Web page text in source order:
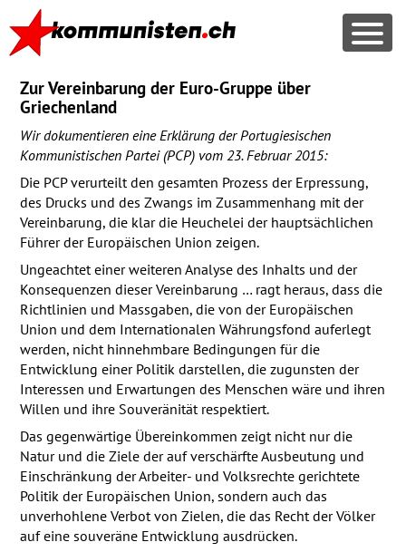
Zur Vereinbarung der Euro-Gruppe über
Griechenland
Wir dokumentieren eine Erklärung der Portugiesischen
Kommunistischen Partei (PCP) vom 23. Februar 2015:
Die PCPverurteilt den gesamten Prozess der Erpressung,
des Drucks und des Zwangs im Zusammenhang mit der
Vereinbarung, die klar die Heuchelei der hauptsächlichen
Führer der Europäischen Union zeigen.
Ungeachtet einer weiteren Analyse des Inhalts und der
Konsequenzen dieser Vereinbarung … ragt heraus, dass die
Richtlinien und Massgaben, die von der Europäischen
Union und dem Internationalen Währungsfond auferlegt
werden, nicht hinnehmbare Bedingungen für die
Entwicklung einer Politik darstellen, die zugunsten der
Interessen und Erwartungen des Menschen wäre und ihren
Willen und ihre Souveränität respektiert.
Das gegenwärtige Übereinkommen zeigt nicht nur die
Natur und die Ziele der auf verschärfte Ausbeutung und
Einschränkung der Arbeiter- und Volksrechte gerichtete
Politik der Europäischen Union, sondern auch das
unverhohlene Verbot von Zielen, die das Recht der Völker
auf eine souveräne Entwicklung ausdrücken.